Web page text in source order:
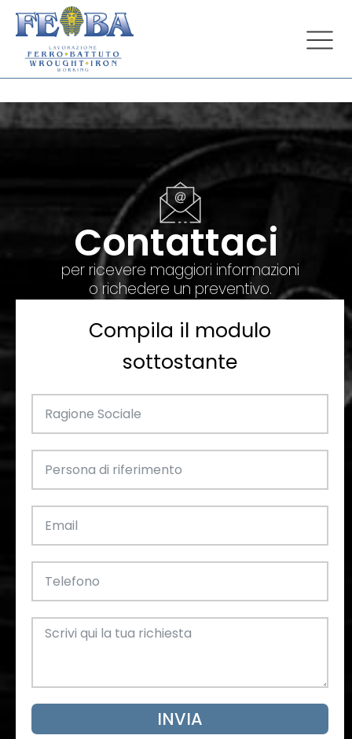
Contattaci
per ricevere maggiori informazioni
o richedere un preventivo.
Compila il modulo
sottostante
INVIA